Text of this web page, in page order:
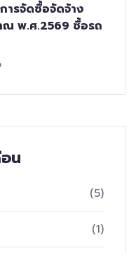
ารจัดซื้อจัดจ้าง
ณ พ.ศ.2569 ซื้อรถ
น
(5)
(1)